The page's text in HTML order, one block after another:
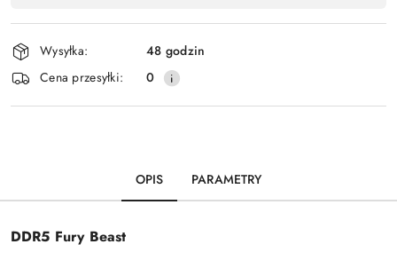
płatność
i
dostawa
Wysyłka:
48 godzin
Cena przesyłki:
0
OPIS PARAMETRY
DDR5 Fury Beast